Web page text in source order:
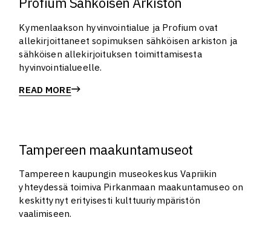
Kymenlaakson hyvinvointialue ja Profium ovat
allekirjoittaneet sopimuksen sähköisen arkiston ja
sähköisen allekirjoituksen toimittamisesta
hyvinvointialueelle.
READ MORE
Tampereen maakuntamuseot
Tampereen kaupungin museokeskus Vapriikin
yhteydessä toimiva Pirkanmaan maakuntamuseo on
keskittynyt erityisesti kulttuuriympäristön
vaalimiseen.